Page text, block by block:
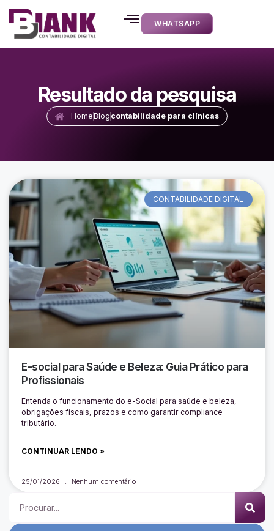
WHATSAPP
Resultado da pesquisa
HomeBlog contabilidade para clínicas
CONTABILIDADE DIGITAL
E-social para Saúde e Beleza: Guia Prático para
Profissionais
Entenda o funcionamento do e-Social para saúde e beleza,
obrigações fiscais, prazos e como garantir compliance
tributário.
CONTINUAR LENDO »
25/01/2026 Nenhum comentário